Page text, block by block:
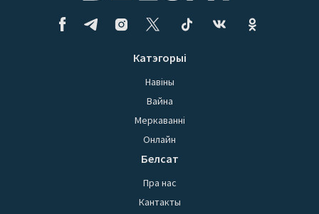
Катэгорыі
Навіны
Вайна
Меркаванні
Онлайн
Белсат
Пра нас
Кантакты